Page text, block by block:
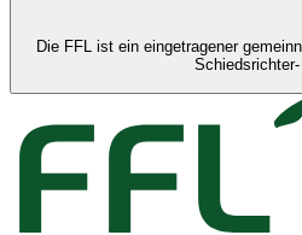
Die FFL ist ein eingetragener